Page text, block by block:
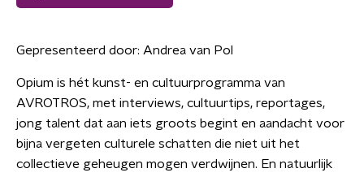
Gepresenteerd door: Andrea van Pol
Opium is hét kunst- en cultuurprogramma van
AVROTROS, met interviews, cultuurtips, reportages,
jong talent dat aan iets groots begint en aandacht voor
bijna vergeten culturele schatten die niet uit het
collectieve geheugen mogen verdwijnen. En natuurlijk